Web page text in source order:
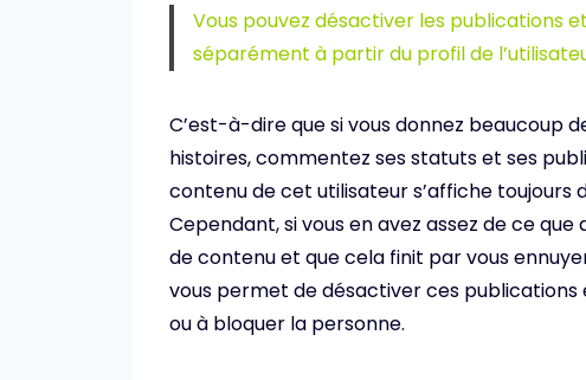
Vous pouvez désactiver les publications
séparément à partir du profil de
C’est-à-dire que si vous donnez beaucoup
histoires, commentez ses statuts et ses
contenu de cet utilisateur s’affiche toujours
Cependant, si vous en avez assez de ce
de contenu et que cela finit par vous
vous permet de désactiver ces publications
ou à bloquer la personne.